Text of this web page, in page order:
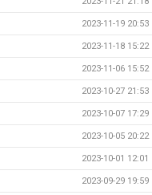
2023-11-19 20:53
2023-11-18 15:22
2023-11-06 15:52
2023-10-27 21:53
2023-10-07 17:29
2023-10-05 20:22
2023-10-01 12:01
2023-09-29 19:59